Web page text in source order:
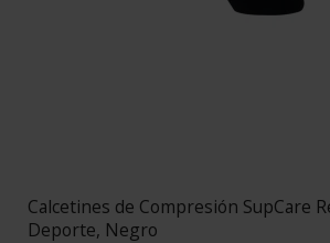
Calcetines de Compresión SupCare
Deporte, Negro